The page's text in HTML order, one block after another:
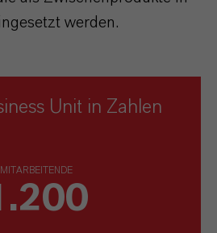
werden.
Unit in Zahlen
MITARBEITENDE